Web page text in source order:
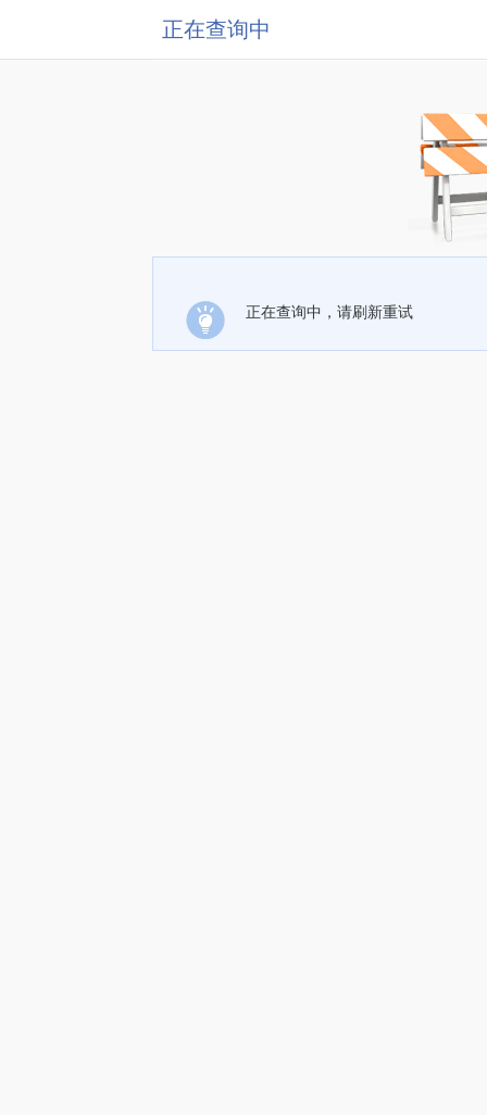
正在查询中
正在查询中，请刷新重试